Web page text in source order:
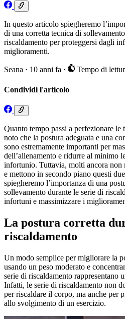
In questo articolo spiegheremo
di una corretta tecnica di
riscaldamento per proteggersi dagli
miglioramenti.
Seana · 10 anni fa · Tempo di
Condividi l'articolo
Quanto tempo passi a perfezionare le
noto che la postura adeguata e una
sono estremamente importanti per
dell’allenamento e ridurre al minimo
infortunio. Tuttavia, molti ancora non
e mettono in secondo piano questi
spiegheremo l’importanza di una
sollevamento durante le serie di
infortuni e massimizzare i
La postura corretta
riscaldamento
Un modo semplice per migliorare la
usando un peso moderato e
serie di riscaldamento rappresentano
Infatti, le serie di riscaldamento non
per riscaldare il corpo, ma anche per
allo svolgimento di un esercizio.